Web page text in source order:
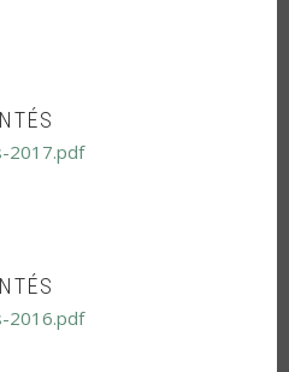
2017.pdf
2016.pdf